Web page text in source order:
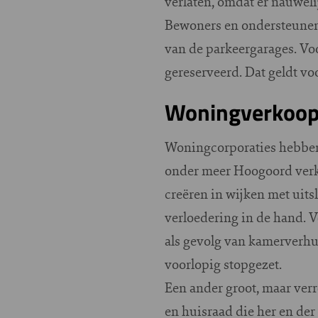
Bewoners en
van de parkeergarages.
gereserveerd. Dat geldt
Woningcorporaties
onder meer Hoogoord
creëren in wijken met
verloedering in de hand.
als gevolg van
voorlopig stopgezet.
Een ander groot, maar
en huisraad die her en